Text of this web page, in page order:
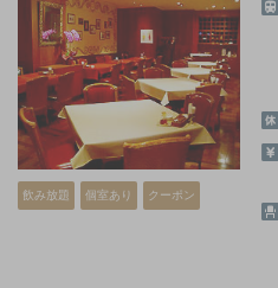
飲み放題 個室あり クーポン